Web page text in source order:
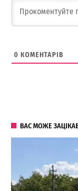
0 КОМЕНТАРІВ
ВАС МОЖЕ